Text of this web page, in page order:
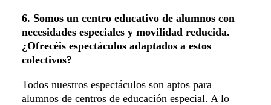
6. Somos un centro educativo de alumnos con
necesidades especiales y movilidad reducida.
¿Ofrecéis espectáculos adaptados a estos
colectivos?
Todos nuestros espectáculos son aptos para
alumnos de centros de educación especial. A lo